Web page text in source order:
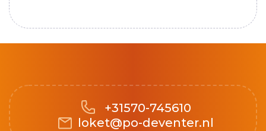
+31570-745610
loket@po-deventer.nl